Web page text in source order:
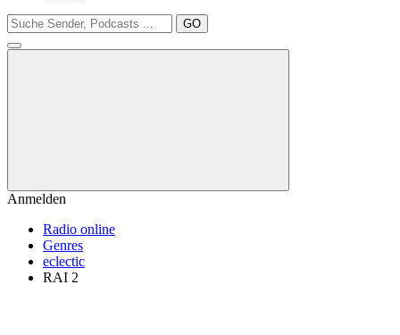
GO
Anmelden
Radio online
Genres
eclectic
RAI 2